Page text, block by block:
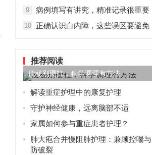
9 病例填写有讲究，精准记录很重要
10 正确认识白内障，这些误区要避免
推荐阅读
便秘别硬扛，科学调理有方法
解读重症护理中的康复护理
守护神经健康，远离脑部不适
家属如何参与重症患者护理？
肺大疱合并慢阻肺护理：兼顾控喘与
防破裂